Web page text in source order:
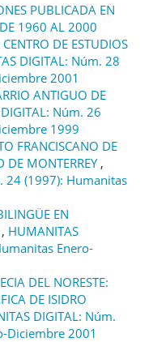
PUBLICADA EN
1960 AL 2000
DE ESTUDIOS
DIGITAL: Núm. 28
2001
ANTIGUO DE
Núm. 26
1999
FRANCISCANO DE
DE MONTERREY ,
24 (1997): Humanitas
EN
, HUMANITAS
Enero-
DEL NORESTE:
DE ISIDRO
DIGITAL: Núm.
Diciembre 2001